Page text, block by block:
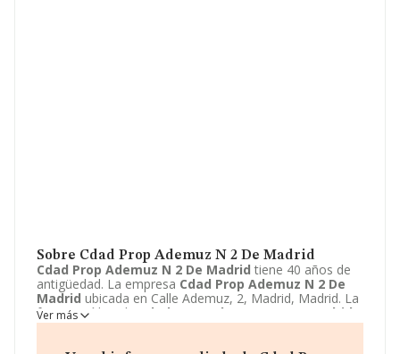
Sobre Cdad Prop Ademuz N 2 De Madrid
Cdad Prop Ademuz N 2 De Madrid tiene 40 años de
antigüedad. La empresa Cdad Prop Ademuz N 2 De
Madrid ubicada en Calle Ademuz, 2, Madrid, Madrid. La
forma jurídica de
Cdad Prop Ademuz N 2 De Madrid
es Comunidad de bienes.
Ver más